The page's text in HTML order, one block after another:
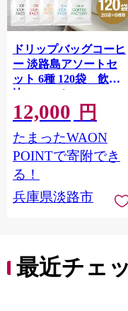
ドリップバッグコーヒ
ー 淡路島アソートセ
ット 6種 120袋 飲み
比べ コーヒー
12,000 円
たまったWAON
POINTで寄附でき
る！
兵庫県淡路市
最近チェ